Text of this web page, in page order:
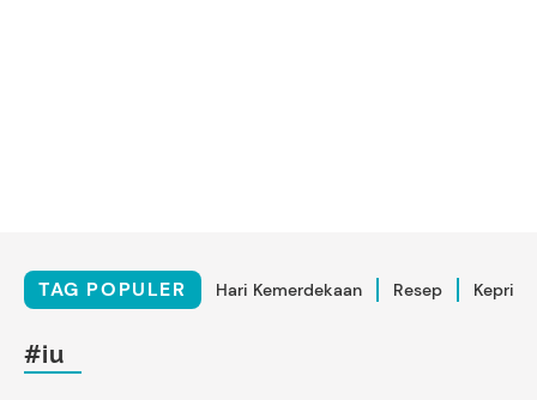
TAG POPULER Hari Kemerdekaan Resep
#iu